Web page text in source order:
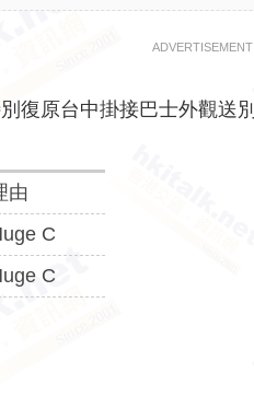
ADVERTISEMENT
復原台中掛接巴士外觀送別
由
C
C